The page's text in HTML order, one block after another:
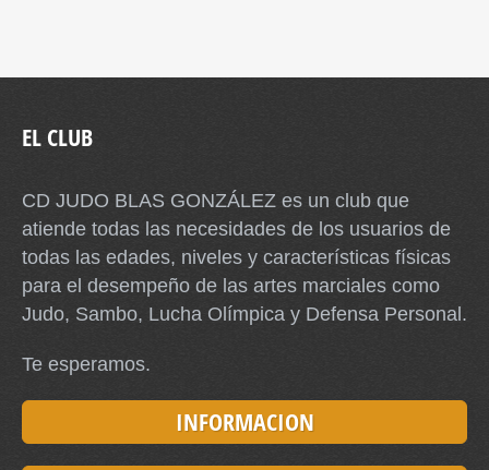
EL CLUB
CD JUDO BLAS GONZÁLEZ es un club que
atiende todas las necesidades de los usuarios de
todas las edades, niveles y características físicas
para el desempeño de las artes marciales como
Judo, Sambo, Lucha Olímpica y Defensa Personal.
Te esperamos.
INFORMACION